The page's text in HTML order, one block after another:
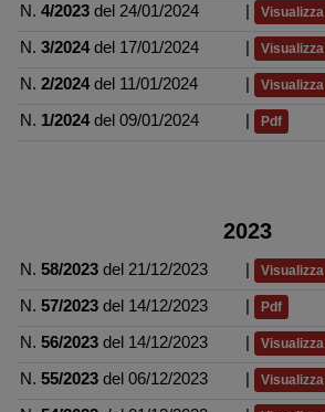
N. 4/2023 del 24/01/2024 Visualizza
N. 3/2024del 17/01/2024 Visualizza
N. 2/2024del 11/01/2024 Visualizza
N. 1/2024del 09/01/2024 Pdf
2023
N. 58/2023 del 21/12/2023 Visualizza
N. 57/2023 del 14/12/2023 Pdf
N. 56/2023 del 14/12/2023 Visualizza
N. 55/2023 del 06/12/2023 Visualizza